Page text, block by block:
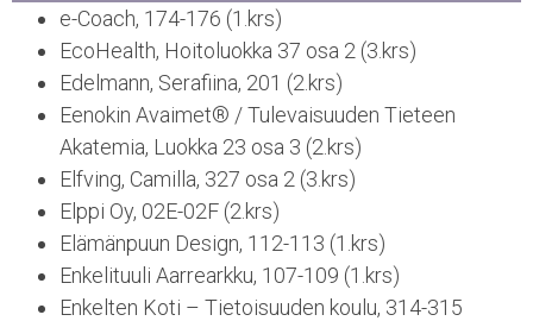
e-Coach, 174-176 (1.krs)
EcoHealth, Hoitoluokka 37 osa 2 (3.krs)
Edelmann, Serafiina, 201 (2.krs)
Eenokin Avaimet® / Tulevaisuuden Tieteen
Akatemia, Luokka 23 osa 3 (2.krs)
Elfving, Camilla, 327 osa 2 (3.krs)
Elppi Oy, 02E-02F (2.krs)
Elämänpuun Design, 112-113 (1.krs)
Enkelituuli Aarrearkku, 107-109 (1.krs)
Enkelten Koti – Tietoisuuden koulu, 314-315